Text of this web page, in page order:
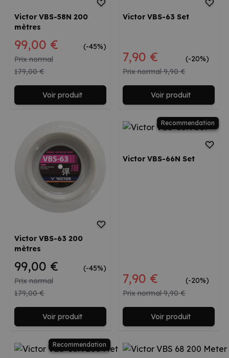
Victor VBS-58N 200
mètres
Prix spécial
99,00 €
Prix normal
179,00 €
(-45%)
Voir produit
Victor VBS-63 Set
Prix spécial
7,90 €
Prix normal 9,90 €
(-20%)
Voir produit
Victor VBS-63 200
mètres
99,00 €
Prix normal
179,00 €
(-45%)
Voir produit
Recommendation
Victor VBS-66N Set
Prix spécial
7,90 €
Prix normal 9,90 €
(-20%)
Voir produit
Recommendation